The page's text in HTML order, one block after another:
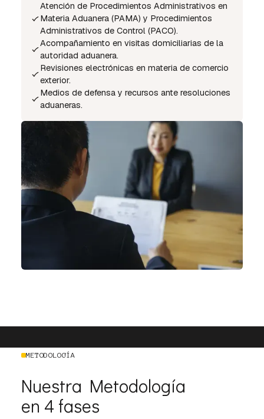
Atención de Procedimientos Administrativos en
Materia Aduanera (PAMA) y Procedimientos
Administrativos de Control (PACO).
Acompañamiento en visitas domiciliarias de la
autoridad aduanera.
Revisiones electrónicas en materia de comercio
exterior.
Medios de defensa y recursos ante resoluciones
aduaneras.
METODOLOGÍA
Nuestra Metodología
en 4 fases